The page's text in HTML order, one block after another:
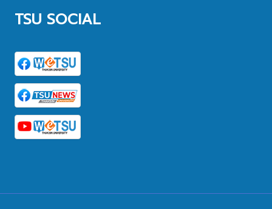
TSU SOCIAL